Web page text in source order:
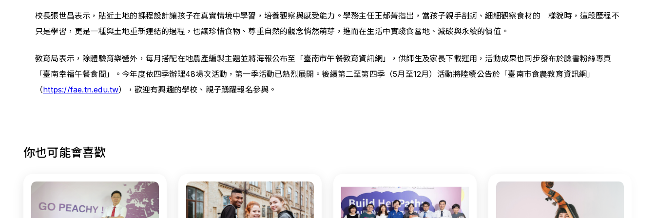
校長張世昌表示，貼近土地的課程設計讓孩子在真實情境中學習，培養觀察與感受能力。學務主任王郁菁指出，當孩子親手剖蚵、細細觀察食材的　樣貌時，這段歷程不
只是學習，更是一種與土地重新連結的過程，也讓珍惜食物、尊重自然的觀念悄然萌芽，進而在生活中實踐食當地、減碳與永續的價值。
教育局表示，除體驗育樂營外，每月搭配在地農產編製主題並將海報公布至「臺南市午餐教育資訊網」，供師生及家長下載運用，活動成果也同步發布於臉書粉絲專頁
「臺南幸福午餐食間」。今年度依四季辦理48場次活動，第一季活動已熱烈展開。後續第二至第四季（5月至12月）活動將陸續公告於「臺南市食農教育資訊網」
（https://fae.tn.edu.tw），歡迎有興趣的學校、親子踴躍報名參與。
你也可能會喜歡